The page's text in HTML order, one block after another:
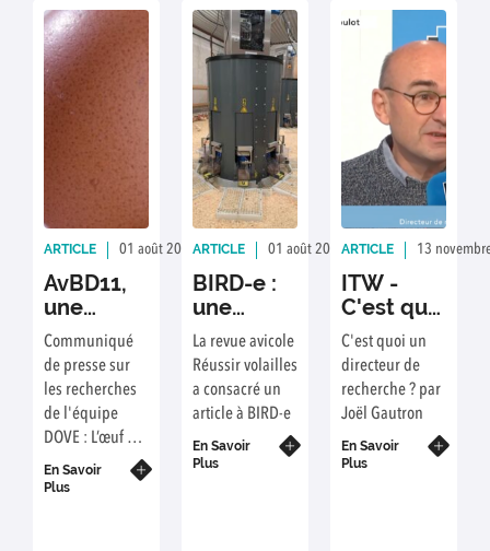
ARTICLE 01 août 2023 Rédaction : C. Reynaud
AvBD11,
une
protéine
naturelle
de l’œuf
au
potentiel
thérapeutique
prometteur
Communiqué
de presse sur
les recherches
de l'équipe
DOVE : L’œuf de
poule renferme
l’ensemble des
En Savoir
Plus
ARTICLE 01 août 2023 Rédaction : C.
BIRD-e :
une
nouvelle
mangeoire
électronique
connectée
La revue avicole
Réussir volailles
a consacré un
article à BIRD-e
En Savoir
Plus
ARTICLE 13
ITW -
C'est quoi
un
directeur
de
recherche
?
C'est quoi un
directeur de
recherche ? par
Joël Gautron
En Savoir
Plus